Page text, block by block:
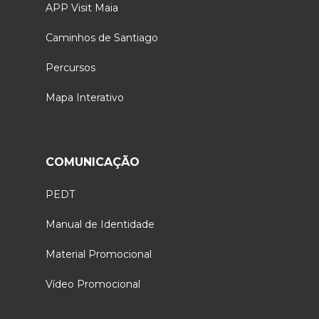
APP Visit Maia
Caminhos de Santiago
Percursos
Mapa Interativo
COMUNICAÇÃO
PEDT
Manual de Identidade
Material Promocional
Vídeo Promocional